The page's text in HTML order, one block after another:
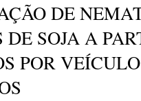
DE
DE SOJA A
POR